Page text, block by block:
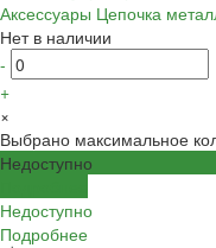
Аксессуары Цепочка
Нет в наличии
-
+
×
Выбрано максимальное
Недоступно
Недоступно
Подробнее